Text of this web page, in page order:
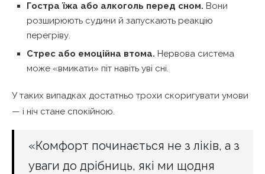
Гостра їжа або алкоголь перед сном. Вони
розширюють судини й запускають реакцію
перегріву.
Стрес або емоційна втома. Нервова система
може «вмикати» піт навіть уві сні.
У таких випадках достатньо трохи скоригувати умови
— і ніч стане спокійною.
«Комфорт починається не з ліків, а з
уваги до дрібниць, які ми щодня